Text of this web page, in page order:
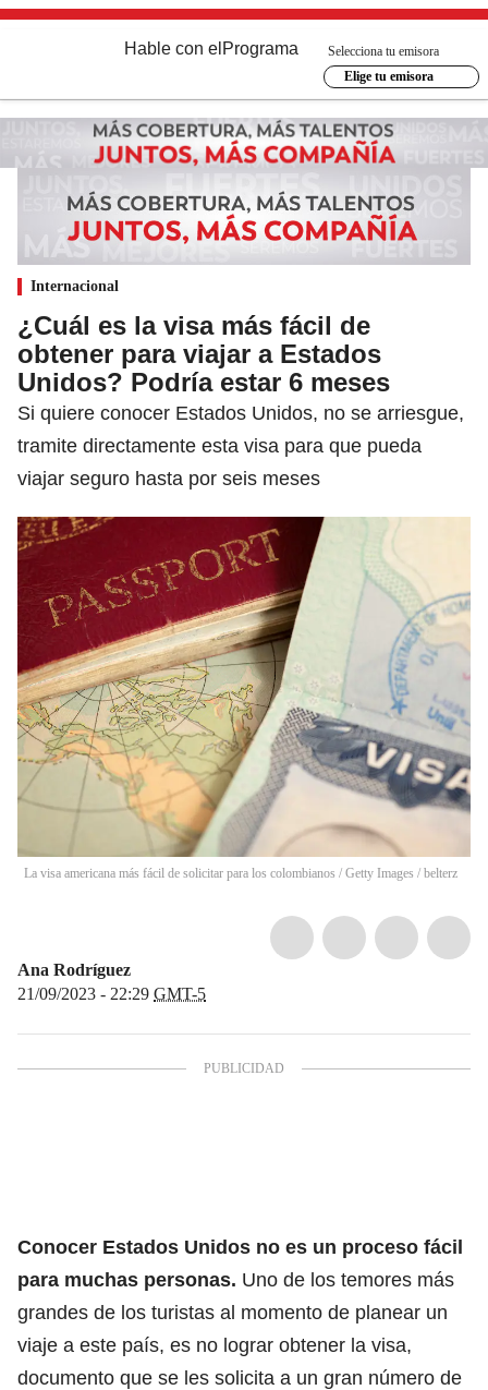
Hable con el Programa
Selecciona tu emisora
Elige tu emisora
Internacional
¿Cuál es la visa más fácil de
obtener para viajar a Estados
Unidos? Podría estar 6 meses
Si quiere conocer Estados Unidos, no se arriesgue,
tramite directamente esta visa para que pueda
viajar seguro hasta por seis meses
La visa americana más fácil de solicitar para los colombianos / Getty Images / belterz
Ana Rodríguez
21/09/2023 - 22:29 GMT-5
Conocer Estados Unidos no es un proceso fácil
para muchas personas. Uno de los temores más
grandes de los turistas al momento de planear un
viaje a este país, es no lograr obtener la visa,
documento que se les solicita a un gran número de